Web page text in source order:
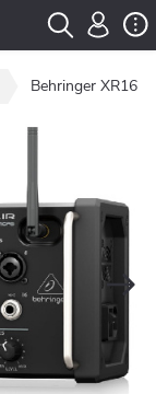
Behringer XR16